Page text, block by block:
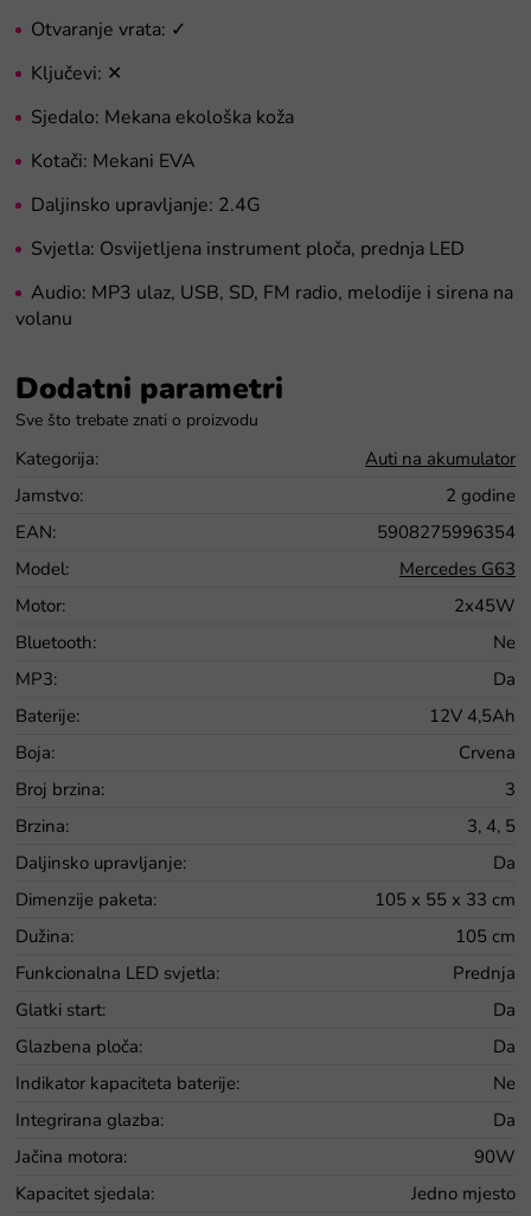
Otvaranje vrata: ✓
Ključevi: ✕
Sjedalo: Mekana ekološka koža
Kotači: Mekani EVA
Daljinsko upravljanje: 2.4G
Svjetla: Osvijetljena instrument ploča, prednja LED
Audio: MP3 ulaz, USB, SD, FM radio, melodije i sirena na
volanu
Dodatni parametri
Kategorija:
Auti na akumulator
Jamstvo:
2 godine
EAN:
5908275996354
Model:
Mercedes G63
Motor:
2x45W
Bluetooth:
Ne
MP3:
Da
Baterije:
12V 4,5Ah
Boja:
Crvena
Broj brzina:
3
Brzina:
3, 4, 5
Daljinsko upravljanje:
Da
Dimenzije paketa:
105 x 55 x 33 cm
Dužina:
105 cm
Funkcionalna LED svjetla:
Prednja
Glatki start:
Da
Glazbena ploča:
Da
Indikator kapaciteta baterije:
Ne
Integrirana glazba:
Da
Jačina motora:
90W
Kapacitet sjedala:
Jedno mjesto